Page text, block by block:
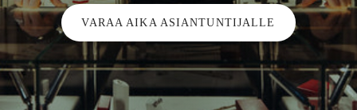
VARAA AIKA ASIANTUNTIJALLE